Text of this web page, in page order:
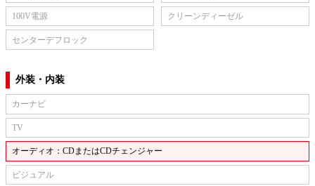
100V電源 クリーンディーゼル
センターデフロック
外装・内装
カーナビ
TV
オーディオ：CDまたはCDチェンジャー
ビジュアル